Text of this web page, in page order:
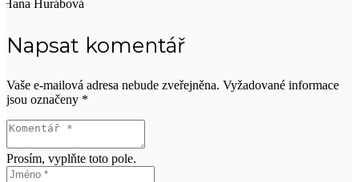
Hana Hurábová
Napsat komentář
Vaše e-mailová adresa nebude zveřejněna. Vyžadované informace
jsou označeny *
Prosím, vyplňte toto pole.